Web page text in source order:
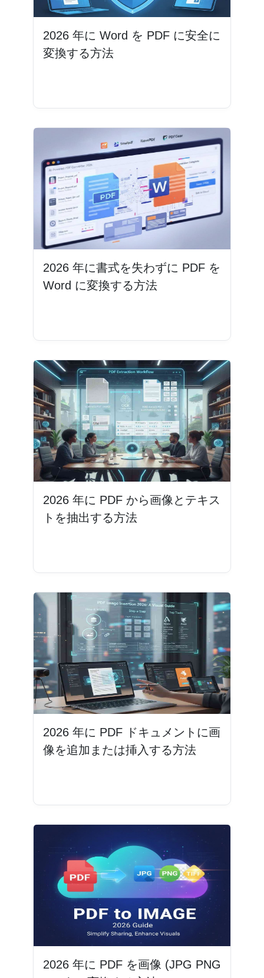
2026 年に Word を PDF に安全に
変換する方法
2026 年に書式を失わずに PDF を
Word に変換する方法
2026 年に PDF から画像とテキス
トを抽出する方法
2026 年に PDF ドキュメントに画
像を追加または挿入する方法
2026 年に PDF を画像 (JPG PNG